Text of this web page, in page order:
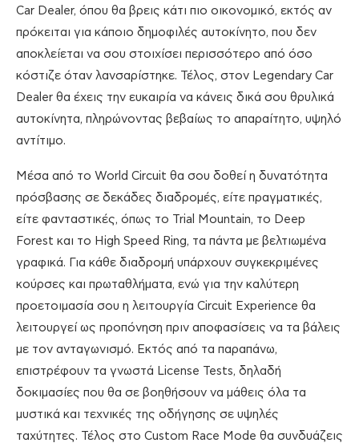
Car Dealer, όπου θα βρεις κάτι πιο οικονομικό, εκτός αν
πρόκειται για κάποιο δημοφιλές αυτοκίνητο, που δεν
αποκλείεται να σου στοιχίσει περισσότερο από όσο
κόστιζε όταν λανσαρίστηκε. Τέλος, στον Legendary Car
Dealer θα έχεις την ευκαιρία να κάνεις δικά σου θρυλικά
αυτοκίνητα, πληρώνοντας βεβαίως το απαραίτητο, υψηλό
αντίτιμο.
Μέσα από το World Circuit θα σου δοθεί η δυνατότητα
πρόσβασης σε δεκάδες διαδρομές, είτε πραγματικές,
είτε φανταστικές, όπως το Trial Mountain, το Deep
Forest και το High Speed Ring, τα πάντα με βελτιωμένα
γραφικά. Για κάθε διαδρομή υπάρχουν συγκεκριμένες
κούρσες και πρωταθλήματα, ενώ για την καλύτερη
προετοιμασία σου η λειτουργία Circuit Experience θα
λειτουργεί ως προπόνηση πριν αποφασίσεις να τα βάλεις
με τον ανταγωνισμό. Εκτός από τα παραπάνω,
επιστρέφουν τα γνωστά License Tests, δηλαδή
δοκιμασίες που θα σε βοηθήσουν να μάθεις όλα τα
μυστικά και τεχνικές της οδήγησης σε υψηλές
ταχύτητες. Τέλος στο Custom Race Mode θα συνδυάζεις